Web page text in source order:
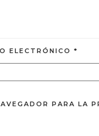
ELECTRÓNICO *
PARA LA